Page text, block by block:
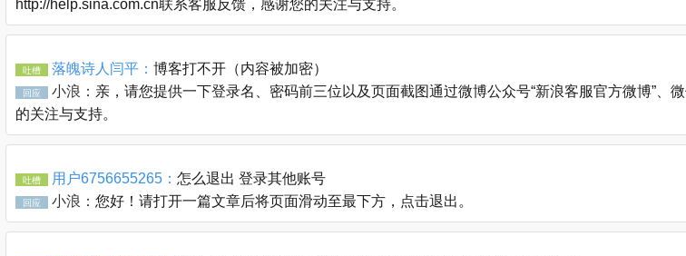
http://help.sina.com.cn联系客服反馈，感谢您的关注与支持。
吐槽 落魄诗人闫平： 博客打不开（内容被加密）
回应 小浪： 亲，请您提供一下登录名、密码前三位以及页面截图通过微博公众号“新浪客服官方微博”、
的关注与支持。
吐槽 用户6756655265： 怎么退出 登录其他账号
回应 小浪： 您好！请打开一篇文章后将页面滑动至最下方，点击退出。